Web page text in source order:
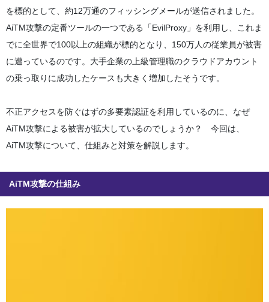
を標的として、約12万通のフィッシングメールが送信されました。
AiTM攻撃の定番ツールの一つである「EvilProxy」を利用し、これま
でに全世界で100以上の組織が標的となり、150万人の従業員が被害
に遭っているのです。大手企業の上級管理職のクラウドアカウント
の乗っ取りに成功したケースも大きく増加したそうです。
不正アクセスを防ぐはずの多要素認証を利用しているのに、なぜ
AiTM攻撃による被害が拡大しているのでしょうか？ 今回は、
AiTM攻撃について、仕組みと対策を解説します。
AiTM攻撃の仕組み